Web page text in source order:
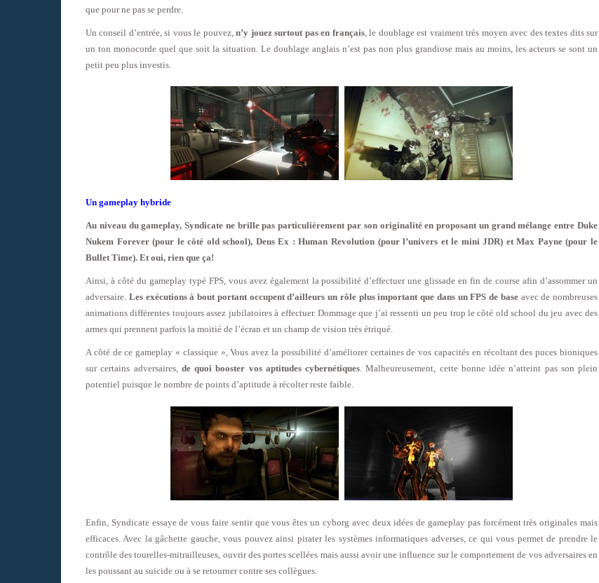
que pour ne pas se perdre.
Un conseil d’entrée, si vous le pouvez,n’y jouez surtout pas en français, le doublage est vraiment très moyen avec des textes dits sur
un ton monocorde quel que soit la situation. Le doublage anglais n’est pas non plus grandiose mais au moins, les acteurs se sont un
petit peu plus investis.
Un gameplay hybride
Au niveau du gameplay, Syndicate ne brille pas particulièrement par son originalité en proposant un grand mélange entre Duke
Nukem Forever (pour le côté old school), Deus Ex : Human Revolution (pour l’univers et le mini JDR) et Max Payne (pour le
Bullet Time). Et oui, rien que ça!
Ainsi, à côté du gameplay typé FPS, vous avez également la possibilité d’effectuer une glissade en fin de course afin d’assommer un
adversaire. Les exécutions à bout portant occupent d’ailleurs un rôle plus important que dans un FPS de baseavec de nombreuses
animations différentes toujours assez jubilatoires à effectuer. Dommage que j’ai ressenti un peu trop le côté old school du jeu avec des
armes qui prennent parfois la moitié de l’écran et un champ de vision très étriqué.
A côté de ce gameplay « classique », Vous avez la possibilité d’améliorer certaines de vos capacités en récoltant des puces bioniques
sur certains adversaires, de quoi booster vos aptitudes cybernétiques. Malheureusement, cette bonne idée n’atteint pas son plein
potentiel puisque le nombre de points d’aptitude à récolter reste faible.
Enfin, Syndicate essaye de vous faire sentir que vous êtes un cyborg avec deux idées de gameplay pas forcément très originales mais
efficaces. Avec la gâchette gauche, vous pouvez ainsi pirater les systèmes informatiques adverses, ce qui vous permet de prendre le
contrôle des tourelles-mitrailleuses, ouvrir des portes scellées mais aussi avoir une influence sur le comportement de vos adversaires en
les poussant au suicide ou à se retourner contre ses collègues.